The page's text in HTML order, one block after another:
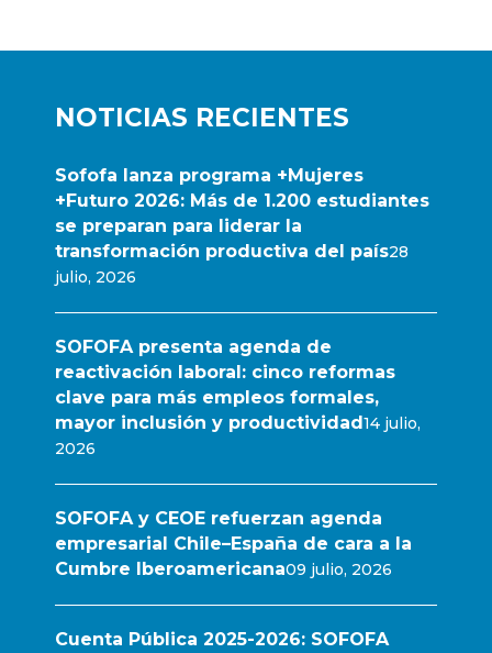
NOTICIAS RECIENTES
Sofofa lanza programa +Mujeres
+Futuro 2026: Más de 1.200 estudiantes
se preparan para liderar la
transformación productiva del país28
julio, 2026
SOFOFA presenta agenda de
reactivación laboral: cinco reformas
clave para más empleos formales,
mayor inclusión y productividad14 julio,
2026
SOFOFA y CEOE refuerzan agenda
empresarial Chile–España de cara a la
Cumbre Iberoamericana09 julio, 2026
Cuenta Pública 2025-2026: SOFOFA